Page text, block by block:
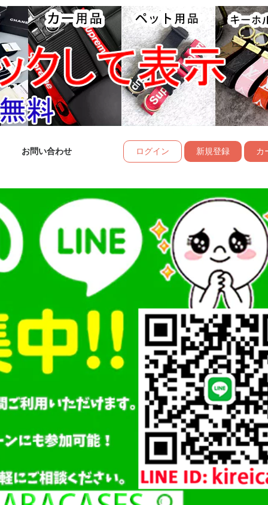
お問い合わせ ログイン 新規登録 カ